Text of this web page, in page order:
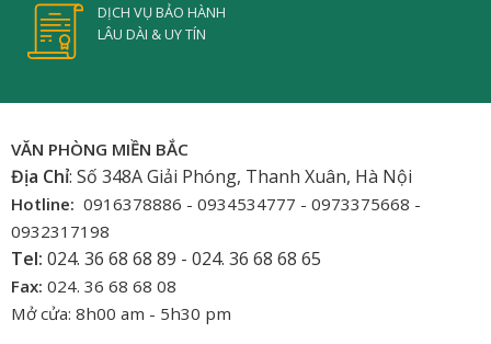
DỊCH VỤ BẢO HÀNH
LÂU DÀI & UY TÍN
VĂN PHÒNG MIỀN BẮC
Địa Chỉ: Số 348A Giải Phóng, Thanh Xuân, Hà Nội
Hotline: 0916378886 - 0934534777 - 0973375668 -
0932317198
Tel: 024. 36 68 68 89 - 024. 36 68 68 65
Fax: 024. 36 68 68 08
Mở cửa: 8h00 am - 5h30 pm